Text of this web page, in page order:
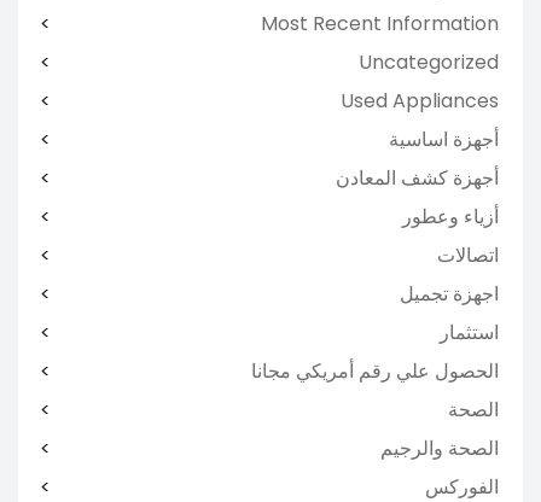
Most Recent Information
Uncategorized
Used Appliances
أجهزة اساسية
أجهزة كشف المعادن
أزياء وعطور
اتصالات
اجهزة تجميل
استثمار
الحصول علي رقم أمريكي مجانا
الصحة
الصحة والرجيم
الفوركس